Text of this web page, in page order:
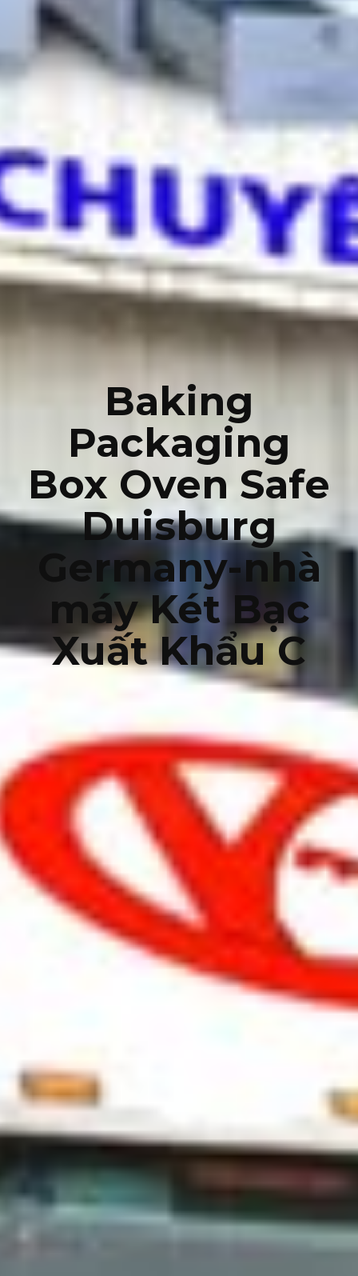
Baking
Packaging
Box Oven Safe
Duisburg
Germany-nhà
máy Két Bạc
Xuất Khẩu C